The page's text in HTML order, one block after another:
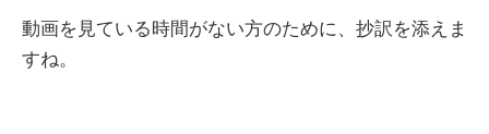
動画を見ている時間がない方のために、抄訳を添えま
すね。